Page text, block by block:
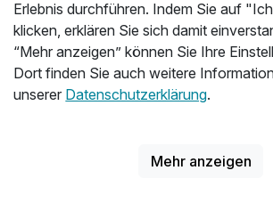
Erlebnis durchführen. Indem Sie auf
klicken, erklären Sie sich damit
“Mehr anzeigen” können Sie Ihre
Dort finden Sie auch weitere
unserer Datenschutzerklärung.
Mehr anzeigen